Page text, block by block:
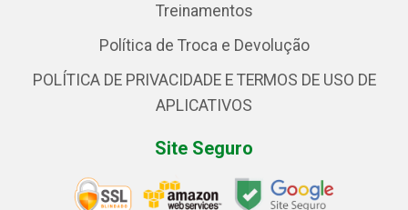
Treinamentos
Política de Troca e Devolução
POLÍTICA DE PRIVACIDADE E TERMOS DE USO DE
APLICATIVOS
Site Seguro